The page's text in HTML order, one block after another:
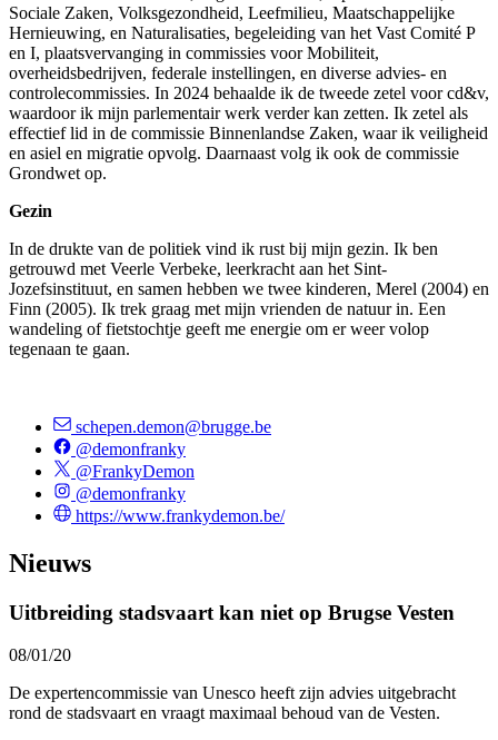
Sociale Zaken, Volksgezondheid, Leefmilieu, Maatschappelijke
Hernieuwing, en Naturalisaties, begeleiding van het Vast Comité P
en I, plaatsvervanging in commissies voor Mobiliteit,
overheidsbedrijven, federale instellingen, en diverse advies- en
controlecommissies. In 2024 behaalde ik de tweede zetel voor cd&v,
waardoor ik mijn parlementair werk verder kan zetten. Ik zetel als
effectief lid in de commissie Binnenlandse Zaken, waar ik veiligheid
en asiel en migratie opvolg. Daarnaast volg ik ook de commissie
Grondwet op.
Gezin
In de drukte van de politiek vind ik rust bij mijn gezin. Ik ben
getrouwd met Veerle Verbeke, leerkracht aan het Sint-
Jozefsinstituut, en samen hebben we twee kinderen, Merel (2004) en
Finn (2005). Ik trek graag met mijn vrienden de natuur in. Een
wandeling of fietstochtje geeft me energie om er weer volop
tegenaan te gaan.
schepen.demon@brugge.be
@demonfranky
@FrankyDemon
@demonfranky
https://www.frankydemon.be/
Nieuws
Uitbreiding stadsvaart kan niet op Brugse Vesten
08/01/20
De expertencommissie van Unesco heeft zijn advies uitgebracht
rond de stadsvaart en vraagt maximaal behoud van de Vesten.